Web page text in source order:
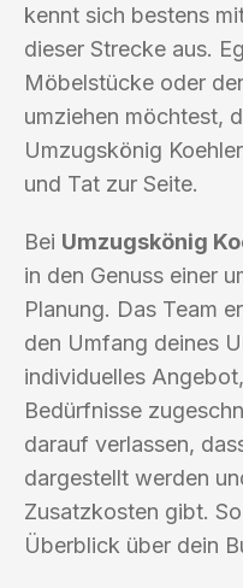
kennt sich bestens
dieser Strecke aus.
Möbelstücke oder
umziehen möchtest,
Umzugskönig
und Tat zur Seite.
Bei Umzugskönig
in den Genuss einer
Planung. Das Team
den Umfang deines
individuelles
Bedürfnisse
darauf verlassen,
dargestellt werden
Zusatzkosten gibt.
Überblick über dein